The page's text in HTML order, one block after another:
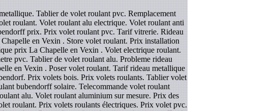
Tablier de volet roulant pvc. Remplacement
roulant. Volet roulant alu electrique. Volet roulant anti
prix. Prix volet roulant pvc. Tarif vitrerie. Rideau
en Vexin . Store volet roulant. Prix installation
prix La Chapelle en Vexin . Volet electrique roulant.
pvc. Tablier de volet roulant alu. Probleme rideau
en Vexin . Poser volet roulant. Tarif rideau metallique
Prix volets bois. Prix volets roulants. Tablier volet
bubendorff solaire. Telecommande volet roulant
alu. Volet roulant aluminium sur mesure. Prix des
roulant. Prix volets roulants électriques. Prix volet pvc.